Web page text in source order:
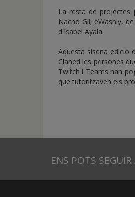
La resta de projectes
Nacho Gil; eWashly,
d'Isabel Ayala.
Aquesta sisena edició
Claned les persones
Twitch i Teams han
que tutoritzaven els
ENS POTS SEGUIR